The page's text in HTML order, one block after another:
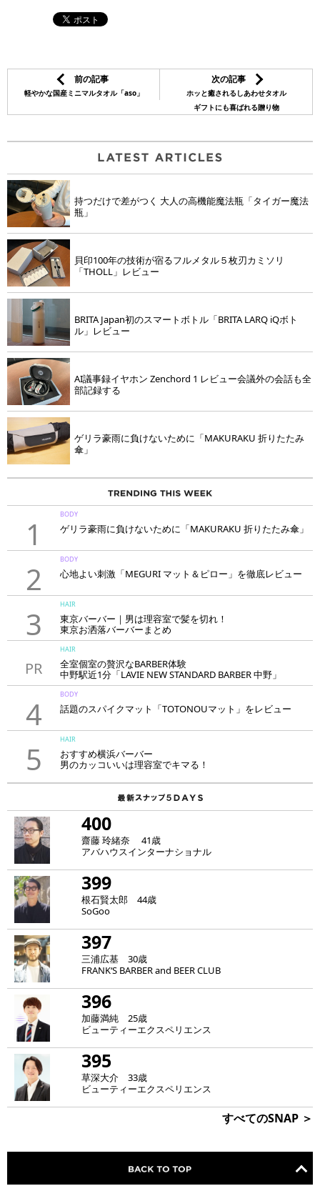
前の記事
軽やかな国産ミニマルタオル「aso」
次の記事
ホッと癒されるしあわせタオル
ギフトにも喜ばれる贈り物
持つだけで差がつく 大人の高機能魔法瓶「タイガー魔法
瓶」
貝印100年の技術が宿るフルメタル５枚刃カミソリ
「THOLL」レビュー
BRITA Japan初のスマートボトル「BRITA LARQ iQボト
ル」レビュー
AI議事録イヤホン Zenchord 1 レビュー会議外の会話も全
部記録する
ゲリラ豪雨に負けないために「MAKURAKU 折りたたみ
傘」
1
BODY
ゲリラ豪雨に負けないために「MAKURAKU 折りたたみ傘」
2
BODY
心地よい刺激「MEGURI マット＆ピロー」を徹底レビュー
3
HAIR
東京バーバー｜男は理容室で髪を切れ！
東京お洒落バーバーまとめ
PR
HAIR
全室個室の贅沢なBARBER体験
中野駅近1分「LAVIE NEW STANDARD BARBER 中野」
4
BODY
話題のスパイクマット「TOTONOUマット」をレビュー
5
HAIR
おすすめ横浜バーバー
男のカッコいいは理容室でキマる！
400
齋藤 玲緒奈 41歳
アバハウスインターナショナル
399
根石賢太郎 44歳
SoGoo
397
三浦広基 30歳
FRANK‘S BARBER and BEER CLUB
396
加藤満純 25歳
ビューティーエクスペリエンス
395
草深大介 33歳
ビューティーエクスペリエンス
すべてのSNAP ＞